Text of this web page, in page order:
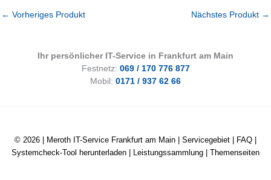
← Vorheriges Produkt Nächstes Produkt →
Ihr persönlicher IT-Service in Frankfurt am Main
Festnetz: 069 / 170 776 877
Mobil: 0171 / 937 62 66
© 2026 | Meroth IT-Service Frankfurt am Main Servicegebiet FAQ
Systemcheck-Tool herunterladen
Leistungssammlung Themenseiten